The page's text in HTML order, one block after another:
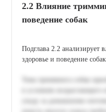
2.2 Влияние
поведение собак
Подглава 2.2 анализирует
здоровье и поведение собак.